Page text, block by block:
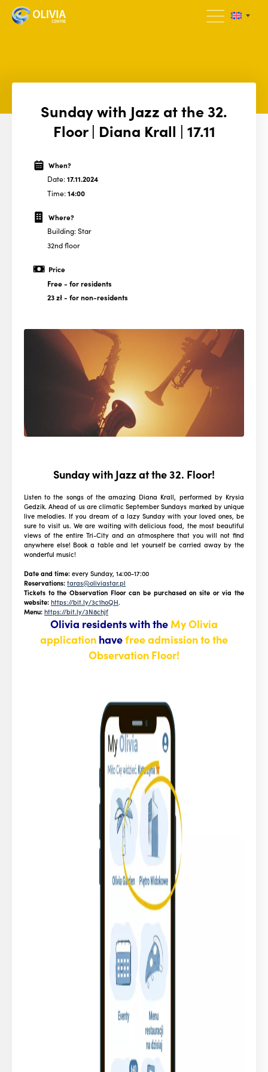
Sunday with Jazz at the 32.
Floor | Diana Krall | 17.11
When?
Date:17.11.2024
Time:14:00
Where?
Building: Star
32nd floor
Price
Free- for residents
23 zł- for non-residents
Sunday with Jazz at the 32. Floor!
Listen to the songs of the amazing Diana Krall, performed by Krysia
Gedzik. Ahead of us are climatic September Sundays marked by unique
live melodies. If you dream of a lazy Sunday with your loved ones, be
sure to visit us. We are waiting with delicious food, the most beautiful
views of the entire Tri-City and an atmosphere that you will not find
anywhere else! Book a table and let yourself be carried away by the
wonderful music!
Date and time:every Sunday, 14:00-17:00
Reservations:taras@oliviastar.pl
Tickets to the Observation Floor can be purchased on site or via the
website:https://bit.ly/3c1hoQH.
Menu:https://bit.ly/3N8chjf
Olivia residents with theMy Olivia
application havefree admission to the
Observation Floor!